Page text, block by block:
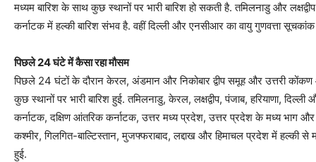
मध्यम बारिश के साथ कुछ स्थानों पर भारी बारिश हो सकती है. तमिलनाडु और
कर्नाटक में हल्की बारिश संभव है. वहीं दिल्ली और एनसीआर का वायु गुणवत्ता
पिछले 24 घंटे में कैसा रहा मौसम
पिछले 24 घंटों के दौरान केरल, अंडमान और निकोबार द्वीप समूह और उत्तरी
कुछ स्थानों पर भारी बारिश हुई. तमिलनाडु, केरल, लक्षद्वीप, पंजाब, हरियाणा,
कर्नाटक, दक्षिण आंतरिक कर्नाटक, उत्तर मध्य प्रदेश, उत्तर प्रदेश के मध्य भाग
कश्मीर, गिलगित-बाल्टिस्तान, मुजफ्फराबाद, लद्दाख और हिमाचल प्रदेश में हल्की से
हुई.